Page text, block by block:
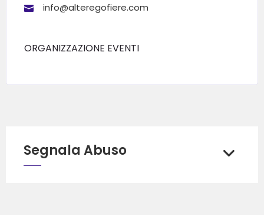
info@alteregofiere.com
ORGANIZZAZIONE EVENTI
Segnala Abuso